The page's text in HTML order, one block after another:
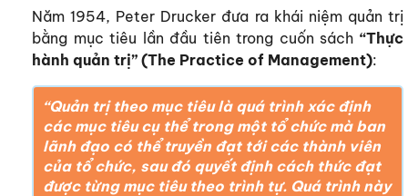
Năm 1954, Peter Drucker đưa ra khái niệm quản trị
bằng mục tiêu lần đầu tiên trong cuốn sách “Thực
hành quản trị” (The Practice of Management):
“Quản trị theo mục tiêu là quá trình xác định
các mục tiêu cụ thể trong một tổ chức mà ban
lãnh đạo có thể truyền đạt tới các thành viên
của tổ chức, sau đó quyết định cách thức đạt
được từng mục tiêu theo trình tự. Quá trình này